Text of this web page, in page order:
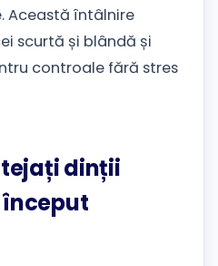
Această întâlnire
scurtă și blândă și
controale fără stres
dinții